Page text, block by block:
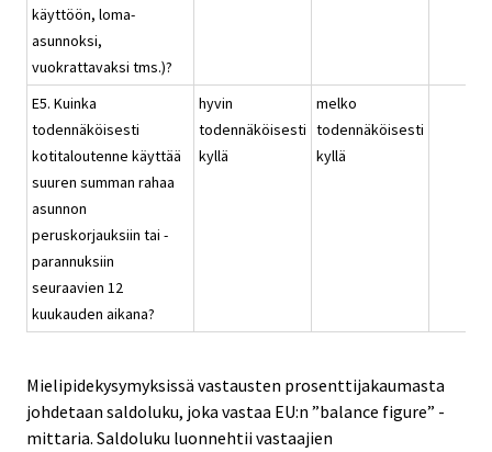
käyttöön, loma-
asunnoksi,
vuokrattavaksi tms.)?
E5. Kuinka
todennäköisesti
kotitaloutenne käyttää
suuren summan rahaa
asunnon
peruskorjauksiin tai -
parannuksiin
seuraavien 12
kuukauden aikana?
hyvin
todennäköisesti
kyllä
melko
todennäköisesti
kyllä
Mielipidekysymyksissä vastausten prosenttijakaumasta
johdetaan saldoluku, joka vastaa EU:n ”balance figure” -
mittaria. Saldoluku luonnehtii vastaajien